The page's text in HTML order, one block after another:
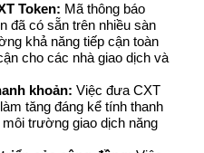
kim loại quý và hàng hóa
Token: Mã thông báo
đã có sẵn trên nhiều sàn
khả năng tiếp cận toàn
cho các nhà giao dịch và
khoản: Việc đưa CXT
tăng đáng kể tính thanh
trường giao dịch năng